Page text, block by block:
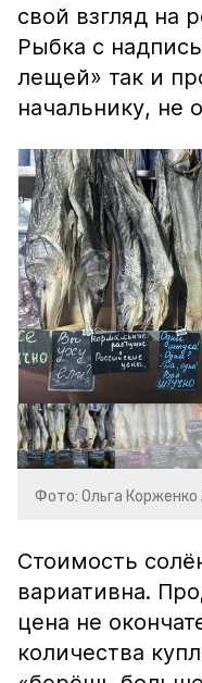
свой взгляд на
Рыбка с
лещей» так и
начальнику, не
Фото: Ольга
Стоимость
вариативна.
цена не
количества